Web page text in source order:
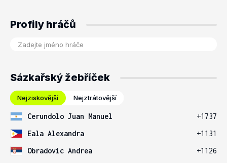
Profily hráčů
Sázkařský žebříček
Nejziskovější Nejztrátovější
Cerundolo Juan Manuel
+1737
Eala Alexandra
+1131
Obradovic Andrea
+1126